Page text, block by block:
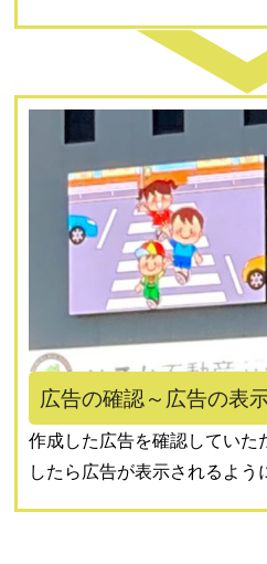
広告の確認～広告の表
作成した広告を確認していた
したら広告が表示されるよう